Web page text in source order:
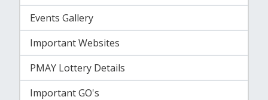
Events Gallery
Important Websites
PMAY Lottery Details
Important GO's